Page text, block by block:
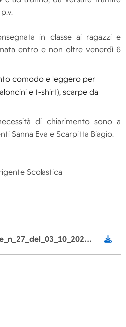
in classe ai ragazzi e
entro e non oltre venerdì 6
comodo e leggero per
e t-shirt), scarpe da
di chiarimento sono a
Sanna Eva e Scarpitta Biagio.
igente Scolastica
Download File: Circolare_n_27_del_03_10_2023_Uscita_Assago.pdf